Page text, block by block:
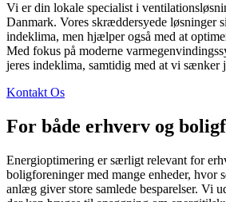
Vi er din lokale specialist i
Danmark. Vores skræddersyede løsninger
indeklima, men hjælper også med at
Med fokus på moderne
jeres indeklima, samtidig med at vi sænker
Kontakt Os
For både erhverv og
Energioptimering er særligt relevant for
boligforeninger med mange enheder, hvor
anlæg giver store samlede besparelser. Vi